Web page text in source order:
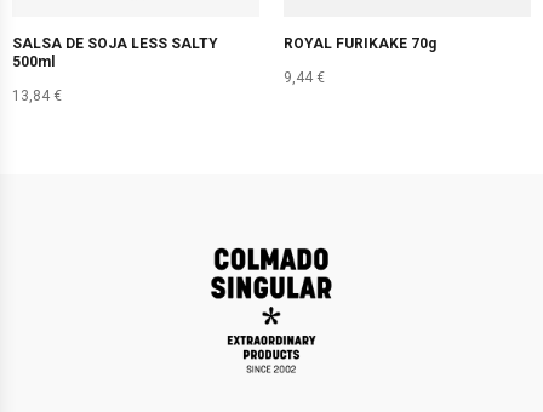
SALSA DE SOJA LESS SALTY
500ml
13,84 €
ROYAL FURIKAKE 70g
9,44 €